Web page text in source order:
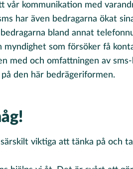
vår kommunikation med
har även bedragarna ökat
bland annat
myndighet som försöker få
med och omfattningen av
den här bedrägeriformen.
viktiga att tänka på och